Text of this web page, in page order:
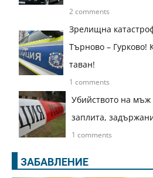
2 comments
Зрелищна
Търново – Гурково!
таван!
1 comments
Убийството на мъж
заплита,
1 comments
ЗАБАВЛЕНИЕ